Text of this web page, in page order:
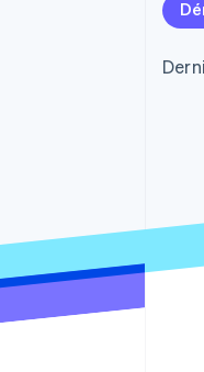
Acceptation
Paiements